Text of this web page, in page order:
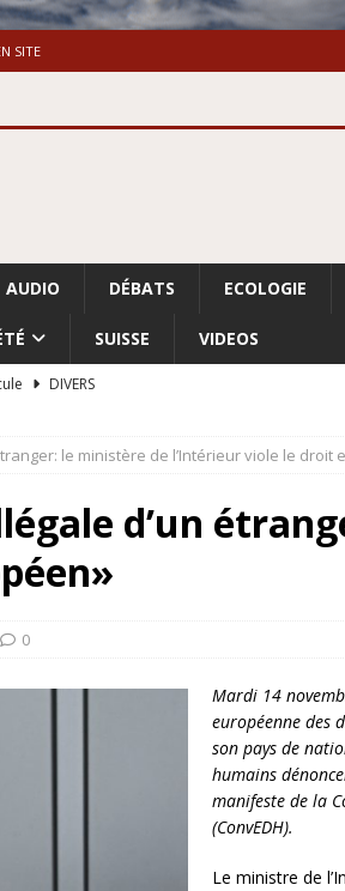
SITE
AUDIO DÉBATS ECOLOGIE
SUISSE VIDEOS
DIVERS
ethnique en Cisjordanie et à Gaza
était une blague de mauvais
le ministère de l’Intérieur viole le droit
d’un
0
Mardi 14
européenne des
son pays de
humains
manifeste de la
(ConvEDH).
Le ministre de